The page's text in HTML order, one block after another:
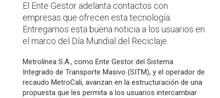
El Ente Gestor adelanta contactos con
empresas que ofrecen esta tecnología.
Entregamos esta buena noticia a los usuarios en
el marco del Día Mundial del Reciclaje.
Metrolínea S.A., como Ente Gestor del Sistema
Integrado de Transporte Masivo (SITM), y el operador de
recaudo MetroCali, avanzan en la estructuración de una
propuesta que les permita a los usuarios intercambiar